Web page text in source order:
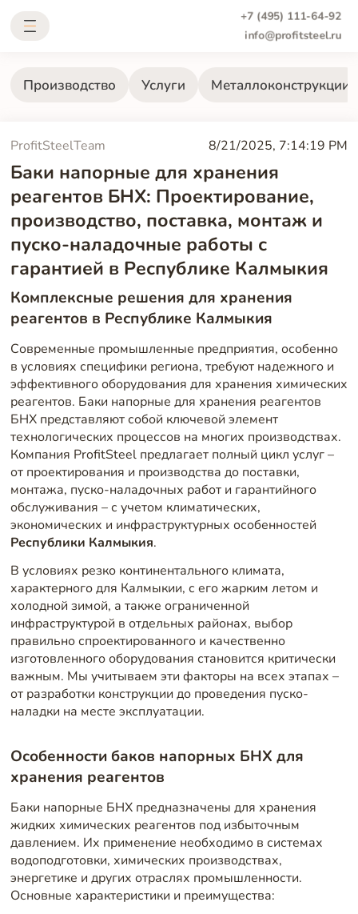
+7 (495) 111-64-92
info@profitsteel.ru
Производство Услуги Металлоконструкции
ProfitSteelTeam 8/21/2025, 7:14:19 PM
Баки напорные для хранения
реагентов БНХ: Проектирование,
производство, поставка, монтаж и
пуско-наладочные работы с
гарантией в Республике Калмыкия
Комплексные решения для хранения
реагентов в Республике Калмыкия
Современные промышленные предприятия, особенно
в условиях специфики региона, требуют надежного и
эффективного оборудования для хранения химических
реагентов. Баки напорные для хранения реагентов
БНХ представляют собой ключевой элемент
технологических процессов на многих производствах.
Компания ProfitSteel предлагает полный цикл услуг –
от проектирования и производства до поставки,
монтажа, пуско-наладочных работ и гарантийного
обслуживания – с учетом климатических,
экономических и инфраструктурных особенностей
Республики Калмыкия.
В условиях резко континентального климата,
характерного для Калмыкии, с его жарким летом и
холодной зимой, а также ограниченной
инфраструктурой в отдельных районах, выбор
правильно спроектированного и качественно
изготовленного оборудования становится критически
важным. Мы учитываем эти факторы на всех этапах –
от разработки конструкции до проведения пуско-
наладки на месте эксплуатации.
Особенности баков напорных БНХ для
хранения реагентов
Баки напорные БНХ предназначены для хранения
жидких химических реагентов под избыточным
давлением. Их применение необходимо в системах
водоподготовки, химических производствах,
энергетике и других отраслях промышленности.
Основные характеристики и преимущества: